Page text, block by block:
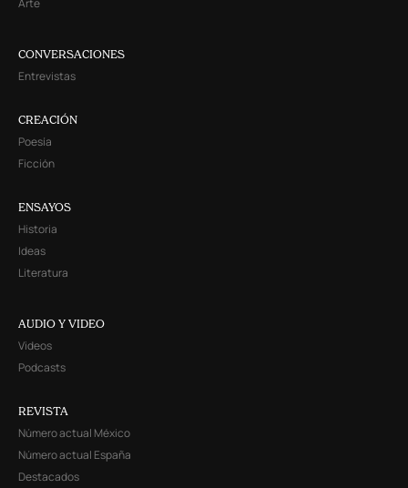
Arte
CONVERSACIONES
Entrevistas
CREACIÓN
Poesía
Ficción
ENSAYOS
Historia
Ideas
Literatura
AUDIO Y VIDEO
Videos
Podcasts
REVISTA
Número actual México
Número actual España
Destacados